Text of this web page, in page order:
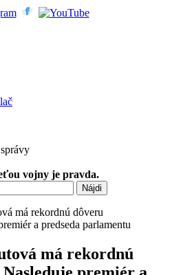
vojny je pravda.
má rekordnú